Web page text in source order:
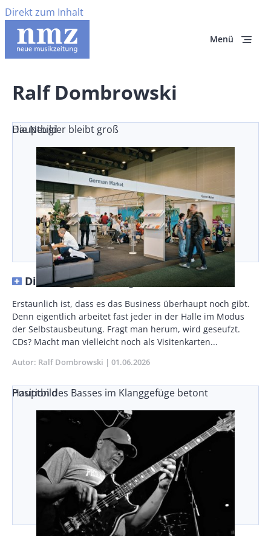
Direkt zum Inhalt
Menü
Ralf Dombrowski
Die Neugier bleibt groß
Hauptbild
Die Neugier bleibt groß
Vorspann
/
Teaser
Erstaunlich ist, dass es das Business überhaupt noch gibt.
Denn eigentlich arbeitet fast jeder in der Halle im Modus
der Selbstausbeutung. Fragt man herum, wird geseufzt.
CDs? Macht man vielleicht noch als Visitenkarten...
Autor Ralf Dombrowski Publikationsdatum
01.06.2026
Position des Basses im Klanggefüge betont
Hauptbild